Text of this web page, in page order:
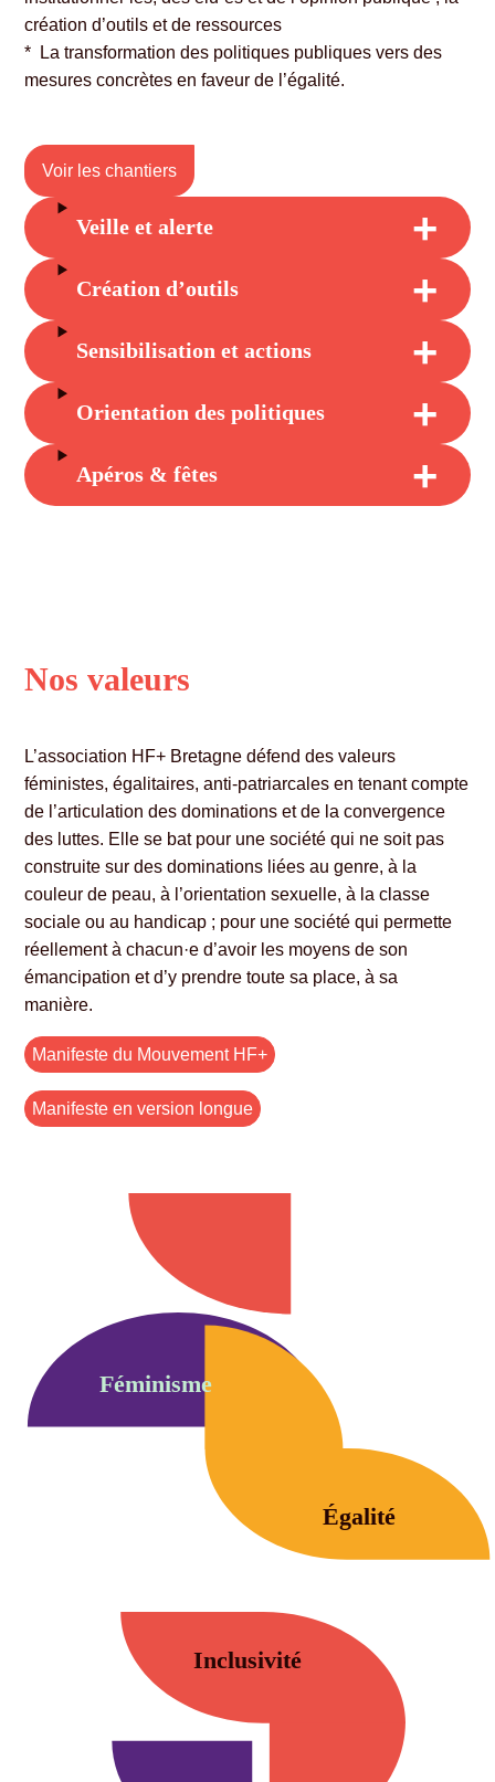
création d’outils et de ressources
* La transformation des politiques publiques vers des
mesures concrètes en faveur de l’égalité.
Voir les chantiers
Veille et alerte
Création d’outils
Sensibilisation et actions
Orientation des politiques
Apéros & fêtes
Nos valeurs
L’association HF+ Bretagne défend des valeurs
féministes, égalitaires, anti-patriarcales en tenant compte
de l’articulation des dominations et de la convergence
des luttes. Elle se bat pour une société qui ne soit pas
construite sur des dominations liées au genre, à la
couleur de peau, à l’orientation sexuelle, à la classe
sociale ou au handicap ; pour une société qui permette
réellement à chacun·e d’avoir les moyens de son
émancipation et d’y prendre toute sa place, à sa
manière.
Manifeste du Mouvement HF+
Manifeste en version longue
Féminisme
Égalité
Inclusivité